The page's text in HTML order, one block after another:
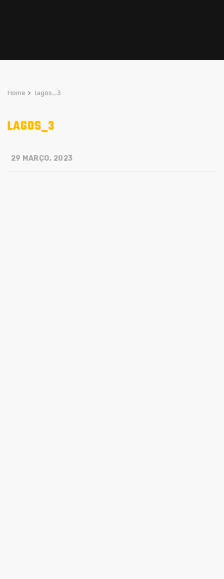
Home > lagos_3
LAGOS_3
29 MARÇO, 2023